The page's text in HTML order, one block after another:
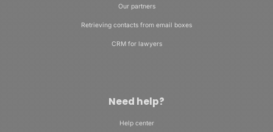
Our partners
Retrieving contacts from email boxes
CRM for lawyers
Need help?
Help center